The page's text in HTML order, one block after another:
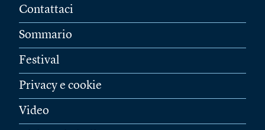
Contattaci
Sommario
Festival
Privacy e cookie
Video